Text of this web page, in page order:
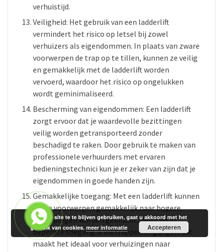
verhuistijd.
Veiligheid: Het gebruik van een ladderlift
vermindert het risico op letsel bij zowel
verhuizers als eigendommen. In plaats van zware
voorwerpen de trap op te tillen, kunnen ze veilig
en gemakkelijk met de ladderlift worden
vervoerd, waardoor het risico op ongelukken
wordt geminimaliseerd.
Bescherming van eigendommen: Een ladderlift
zorgt ervoor dat je waardevolle bezittingen
veilig worden getransporteerd zonder
beschadigd te raken. Door gebruik te maken van
professionele verhuurders met ervaren
bedieningstechnici kun je er zeker van zijn dat je
eigendommen in goede handen zijn.
Gemakkelijke toegang: Met een ladderlift kunnen
grote voorwerpen gemakkelijk naar hogere
verdiepingen worden gebracht, zelfs als er
beperkte toegang is via trappen of gangen. Dit
maakt het ideaal voor verhuizingen naar
Door de site te te blijven gebruiken, gaat u akkoord met het
gebruik van cookies.meer informatie Accepteren